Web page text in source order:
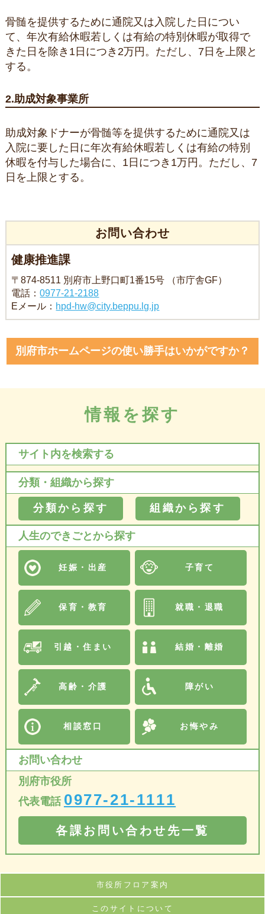
骨髄を提供するために通院又は入院した日につい
て、年次有給休暇若しくは有給の特別休暇が取得で
きた日を除き1日につき2万円。ただし、7日を上限と
する。
2.助成対象事業所
助成対象ドナーが骨髄等を提供するために通院又は
入院に要した日に年次有給休暇若しくは有給の特別
休暇を付与した場合に、1日につき1万円。ただし、7
日を上限とする。
お問い合わせ
健康推進課
〒874-8511 別府市上野口町1番15号 （市庁舎GF）
電話：0977-21-2188
Eメール： hpd-hw@city.beppu.lg.jp
別府市ホームページの使い勝手はいかがですか？
情報を探す
サイト内を検索する
分類・組織から探す
分類から探す 組織から探す
人生のできごとから探す
妊娠・出産 子育て
保育・教育 就職・退職
引越・住まい 結婚・離婚
高齢・介護 障がい
相談窓口 お悔やみ
お問い合わせ
別府市役所
代表電話 0977-21-1111
各課お問い合わせ先一覧
市役所フロア案内
このサイトについて